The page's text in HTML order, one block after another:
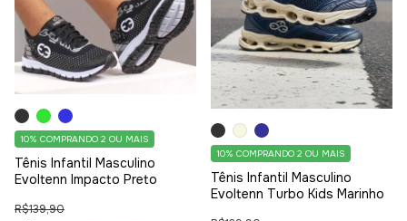
Tênis Infantil Masculino
Evoltenn Impacto Preto
R$139,90
10% COMPRANDO 2 OU MAIS
Tênis Infantil Masculino
Evoltenn Turbo Kids Marinho
10% COMPRANDO 2 OU MAIS